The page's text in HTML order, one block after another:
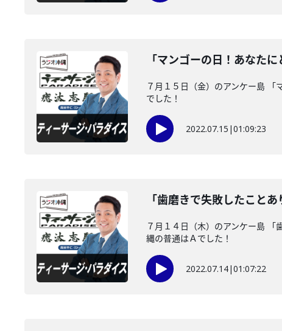
「マンゴーの日！あなたに
７月１５日（金）のアンケー島
でした！
2022.07.15 |01:09:23
「歯磨きで失敗したことあ
７月１４日（木）のアンケー島
縄の普通はＡでした！
2022.07.14|01:07:22